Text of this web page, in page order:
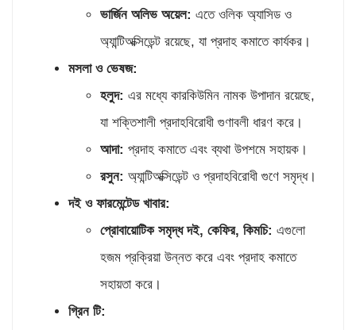
ভার্জিন অলিভ অয়েল: এতে ওলিক অ্যাসিড ও
অ্যান্টিঅক্সিডেন্ট রয়েছে, যা প্রদাহ কমাতে কার্যকর।
মসলা ও ভেষজ:
হলুদ: এর মধ্যে কারকিউমিন নামক উপাদান রয়েছে,
যা শক্তিশালী প্রদাহবিরোধী গুণাবলী ধারণ করে।
আদা: প্রদাহ কমাতে এবং ব্যথা উপশমে সহায়ক।
রসুন: অ্যান্টিঅক্সিডেন্ট ও প্রদাহবিরোধী গুণে সমৃদ্ধ।
দই ও ফারমেন্টেড খাবার:
প্রোবায়োটিক সমৃদ্ধ দই, কেফির, কিমচি: এগুলো
হজম প্রক্রিয়া উন্নত করে এবং প্রদাহ কমাতে
সহায়তা করে।
গ্রিন টি: